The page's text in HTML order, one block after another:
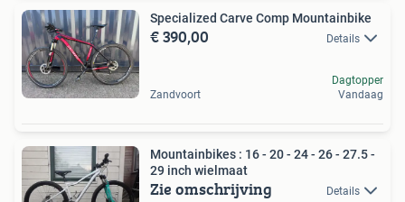
Specialized Carve Comp Mountainbike
€ 390,00 Details
Zandvoort
Dagtopper
Vandaag
Mountainbikes : 16 - 20 - 24 - 26 - 27.5 -
29 inch wielmaat
Zie omschrijving Details